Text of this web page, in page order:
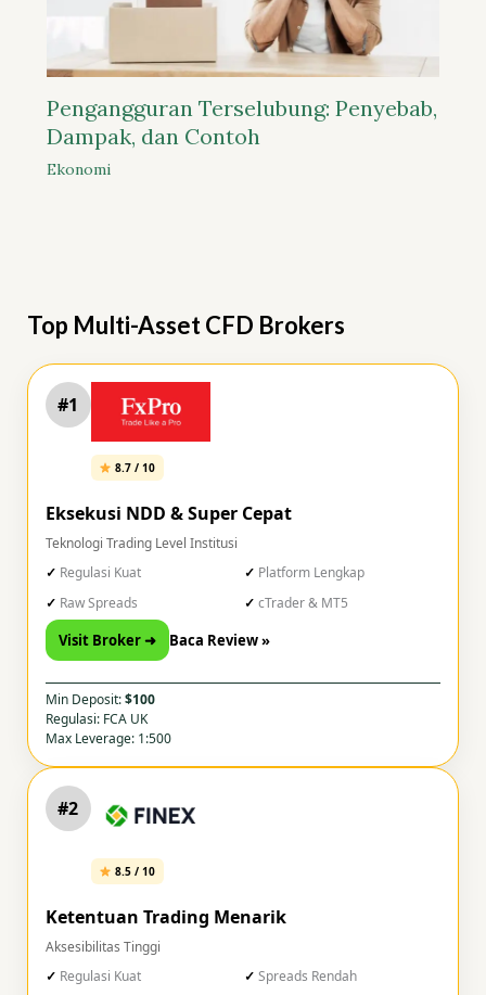
Pengangguran Terselubung: Penyebab,
Dampak, dan Contoh
Ekonomi
Top Multi-Asset CFD Brokers
#1
8.7 / 10
Eksekusi NDD & Super Cepat
Teknologi Trading Level Institusi
Regulasi Kuat
Platform Lengkap
Raw Spreads
cTrader & MT5
Visit Broker ➜ Baca Review »
Min Deposit:$100
Regulasi: FCA UK
Max Leverage: 1:500
#2
8.5 / 10
Ketentuan Trading Menarik
Aksesibilitas Tinggi
Regulasi Kuat
Spreads Rendah